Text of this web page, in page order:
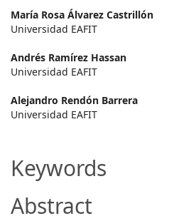
Main
Article
Content
María Rosa Álvarez Castrillón
Universidad EAFIT
Andrés Ramírez Hassan
Universidad EAFIT
Alejandro Rendón Barrera
Universidad EAFIT
Keywords
Abstract